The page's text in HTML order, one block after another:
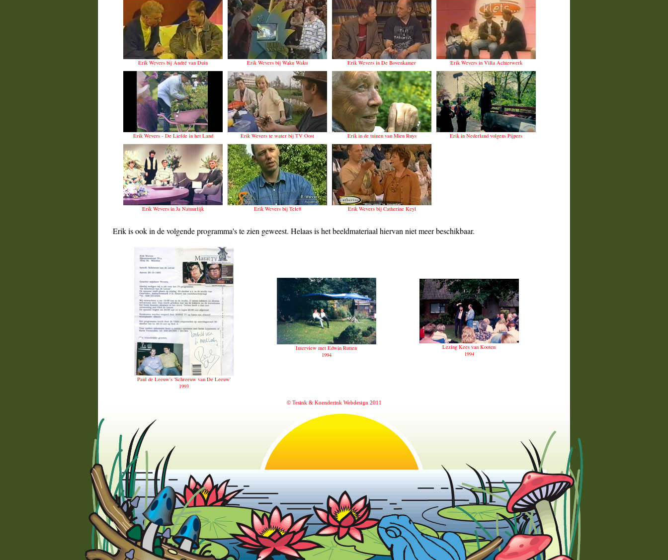
Erik Wevers bij André van Duin Erik Wevers bij Waku Waku Erik Wevers in De Bovenkamer Erik Wevers in Villa Achterwerk
Erik Wevers - De Liefde in het Land Erik Wevers te water bij TV Oost Erik in de tuinen van Mien Ruys Erik in Nederland volgens Pijpers
Erik Wevers in Ja Natuurlijk Erik Wevers bij Tele8 Erik Wevers bij Catherine Keyl
Erik is ook in de volgende programma's te zien geweest. Helaas is het beeldmateriaal hiervan niet meer beschikbaar.
Paul de Leeuw's 'Schreeuw van De Leeuw'
1993
Interview met Edwin Rutten
1994
Lezing Kees van Kooten
1994
© Tesink & Koenderink Webdesign 2011